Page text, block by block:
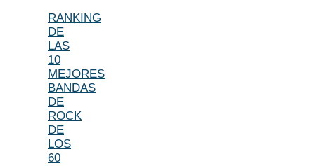
RANKING
DE
LAS
10
MEJORES
BANDAS
DE
ROCK
DE
LOS
60